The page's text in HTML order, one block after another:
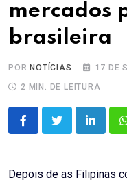
mercados
brasileira
POR NOTÍCIAS
17 DE
2 MIN. DE LEITURA
LinkedIn
Depois de as Filipinas